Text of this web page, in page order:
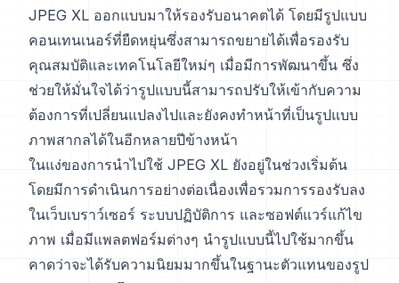
JPEG XL ออกแบบมาให้รองรับอนาคตได้ โดยมีรูปแบบ
คอนเทนเนอร์ที่ยืดหยุ่นซึ่งสามารถขยายได้เพื่อรองรับ
คุณสมบัติและเทคโนโลยีใหม่ๆ เมื่อมีการพัฒนาขึ้น ซึ่ง
ช่วยให้มั่นใจได้ว่ารูปแบบนี้สามารถปรับให้เข้ากับความ
ต้องการที่เปลี่ยนแปลงไปและยังคงทำหน้าที่เป็นรูปแบบ
ภาพสากลได้ในอีกหลายปีข้างหน้า
ในแง่ของการนำไปใช้ JPEG XL ยังอยู่ในช่วงเริ่มต้น
โดยมีการดำเนินการอย่างต่อเนื่องเพื่อรวมการรองรับลง
ในเว็บเบราว์เซอร์ ระบบปฏิบัติการ และซอฟต์แวร์แก้ไข
ภาพ เมื่อมีแพลตฟอร์มต่างๆ นำรูปแบบนี้ไปใช้มากขึ้น
คาดว่าจะได้รับความนิยมมากขึ้นในฐานะตัวแทนของรูป